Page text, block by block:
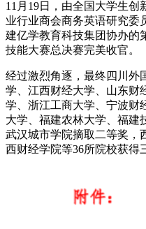
11月19日，由全国大学生
业行业商会商务英语研究委
建亿学教育科技集团协办的
技能大赛总决赛完美收官。
经过激烈角逐，最终四川外
学、江西财经大学、山东财
学、浙江工商大学、宁波财
大学、福建农林大学、福建
武汉城市学院摘取二等奖，
西财经学院等36所院校获得